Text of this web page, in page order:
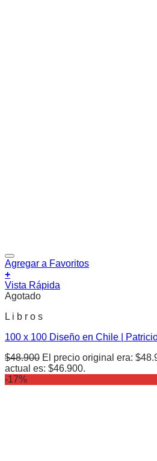
Agregar a Favoritos
+
Vista Rápida
Agotado
L i b r o s
100 x 100 Diseño en Chile |
$48.900 El precio original era:
actual es: $46.900.
-17%